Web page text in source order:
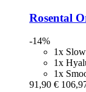
Rosental
-14%
1x
1x
1x
91,90 €